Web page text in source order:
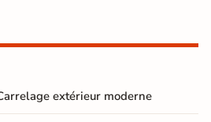
extérieur moderne